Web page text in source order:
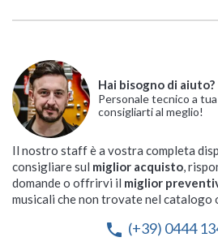
Hai bisogno di aiuto?
Personale tecnico a
consigliarti al meglio!
Il nostro staff è a vostra completa
consigliare sul miglior acquisto,
domande o offrirvi il miglior
musicali che non trovate nel catalogo
phone (+39) 0444